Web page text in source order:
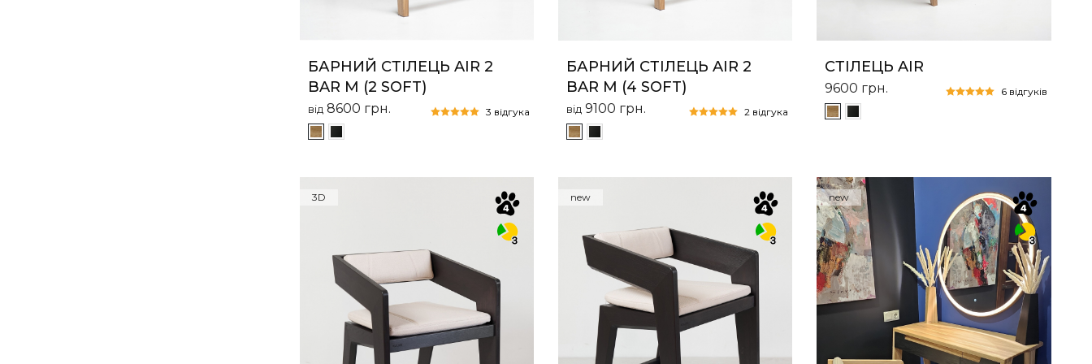
БАРНИЙ СТІЛЕЦЬ AIR 2
BAR M (2 SOFT)
від8600 грн. 3 відгука
БАРНИЙ СТІЛЕЦЬ AIR 2
BAR M (4 SOFT)
від9100 грн. 2 відгука
СТІЛЕЦЬ AIR
9600 грн. 6 відгуків
3D new new